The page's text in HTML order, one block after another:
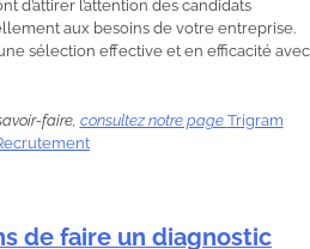
d’attirer l’attention des candidats
aux besoins de votre entreprise.
sélection effective et en efficacité avec
faire, consultez notre page Trigram
de faire un diagnostic